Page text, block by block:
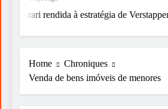
Ferrari rendida à estratégia de Verstappen
Home
Chroniques
Venda de bens imóveis de menores